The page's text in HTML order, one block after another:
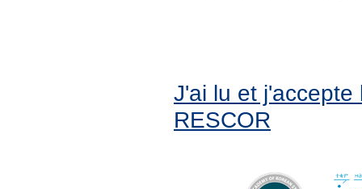
J'ai lu et
RESCOR